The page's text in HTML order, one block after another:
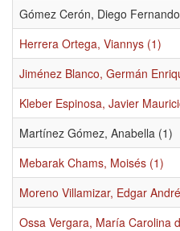
Gómez Cerón, Diego
Herrera Ortega, Viannys (1)
Jiménez Blanco, Germán
Kleber Espinosa, Javier
Martínez Gómez, Anabella (1)
Mebarak Chams, Moisés (1)
Moreno Villamizar, Edgar
Ossa Vergara, María Carolina